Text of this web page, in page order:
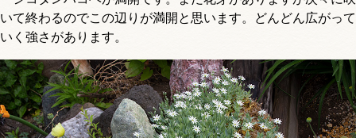
いて終わるのでこの辺りが満開と思います。どんどん広がって
いく強さがあります。